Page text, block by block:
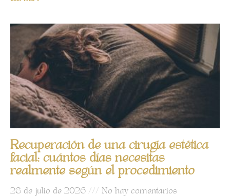
Recuperación de una cirugía estética
facial: cuántos días necesitas
realmente según el procedimiento
28 de julio de 2026 No hay comentarios